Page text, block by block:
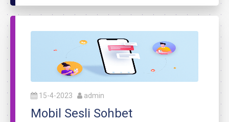
15-4-2023 admin
Mobil Sesli Sohbet